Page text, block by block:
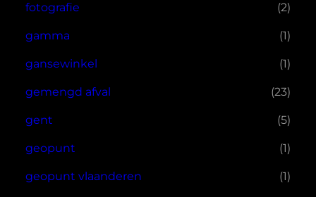
fotografie (2)
gamma (1)
gansewinkel (1)
gemengd afval (23)
gent (5)
geopunt (1)
geopunt vlaanderen (1)